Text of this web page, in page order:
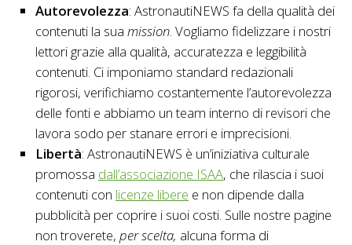
Autorevolezza: AstronautiNEWS fa della qualità dei
contenuti la sua mission. Vogliamo fidelizzare i nostri
lettori grazie alla qualità, accuratezza e leggibilità
contenuti. Ci imponiamo standard redazionali
rigorosi, verifichiamo costantemente l’autorevolezza
delle fonti e abbiamo un team interno di revisori che
lavora sodo per stanare errori e imprecisioni.
Libertà: AstronautiNEWS è un’iniziativa culturale
promossa dall’associazione ISAA, che rilascia i suoi
contenuti con licenze libere e non dipende dalla
pubblicità per coprire i suoi costi. Sulle nostre pagine
non troverete, per scelta, alcuna forma di